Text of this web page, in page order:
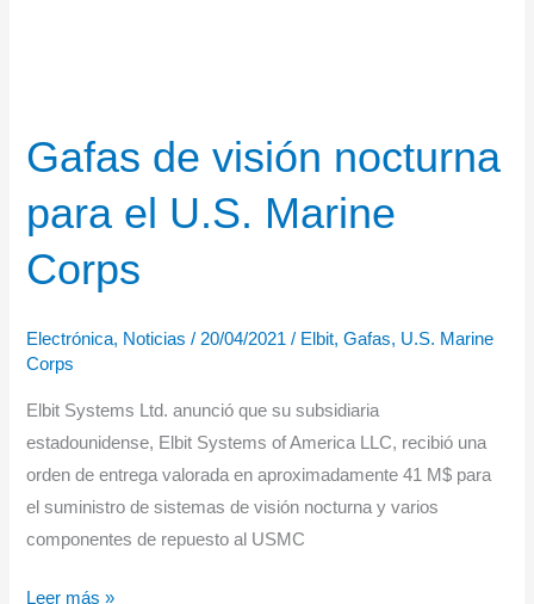
Gafas de visión nocturna
para el U.S. Marine
Corps
Electrónica, Noticias / 20/04/2021/ Elbit,Gafas, U.S. Marine
Corps
Elbit Systems Ltd. anunció que su subsidiaria
estadounidense, Elbit Systems of America LLC, recibió una
orden de entrega valorada en aproximadamente 41 M$ para
el suministro de sistemas de visión nocturna y varios
componentes de repuesto al USMC
Gafas
Leer más »